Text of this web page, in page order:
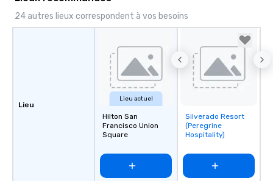
24 autres lieux correspondent à vos besoins
Lieu
Lieu actuel
Hilton San
Francisco Union
Square
Removed from
favorites
Silverado Resort
(Peregrine
Hospitality)